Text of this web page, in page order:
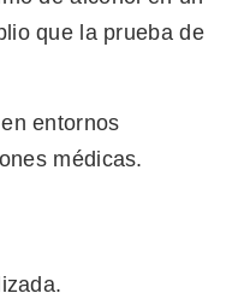
que la prueba de
entornos
médicas.